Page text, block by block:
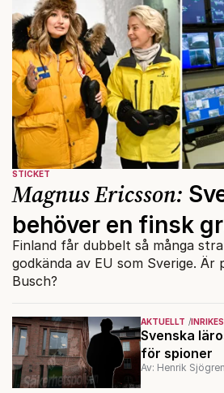
AKTUELLT INRIKES
Svenska
för spioner
Av: Henrik Sjögren
STICKET
Magnus Ericsson:
behöver en finsk
Finland får dubbelt så många
godkända av EU som Sverige. Är
Busch?